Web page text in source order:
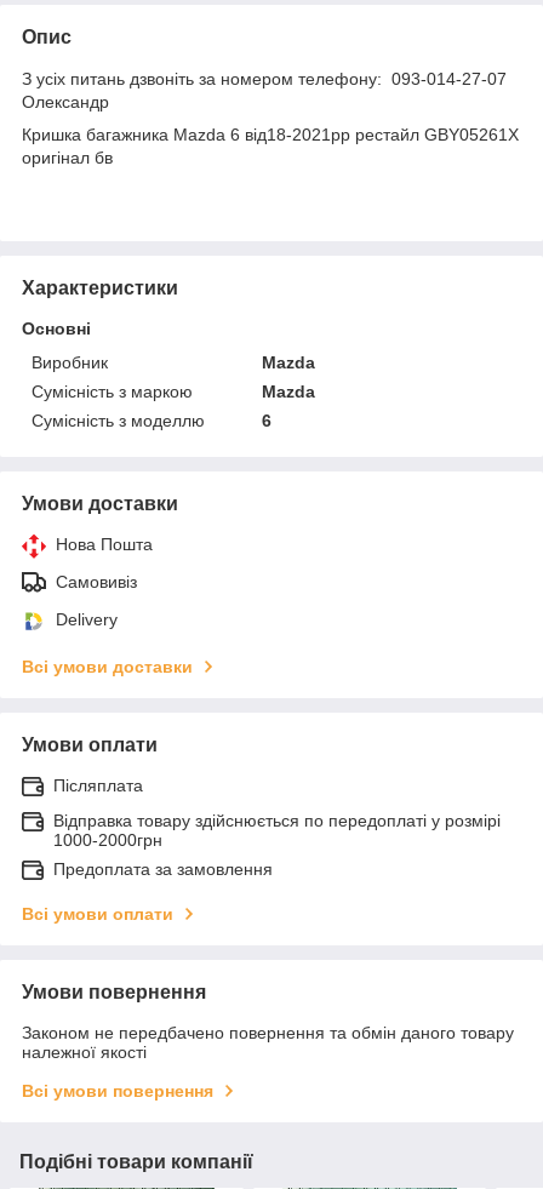
Опис
З усіх питань дзвоніть за номером телефону: 093-014-27-07
Олександр
Кришка багажника Mazda 6 від18-2021рр рестайл GBY05261X
оригінал бв
Характеристики
Основні
Виробник
Mazda
Сумісність з маркою
Mazda
Сумісність з моделлю
6
Умови доставки
Нова Пошта
Самовивіз
Delivery
Всі умови доставки
Умови оплати
Післяплата
Відправка товару здійснюється по передоплаті у розмірі
1000-2000грн
Предоплата за замовлення
Всі умови оплати
Умови повернення
Законом не передбачено повернення та обмін даного товару
належної якості
Всі умови повернення
Подібні товари компанії